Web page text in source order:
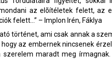
az elõítéletek felett, az
felett…” – Implon Irén, Fáklya
történet, ami csak annak a
az embernek nincsenek
maradt meg írmagnak.